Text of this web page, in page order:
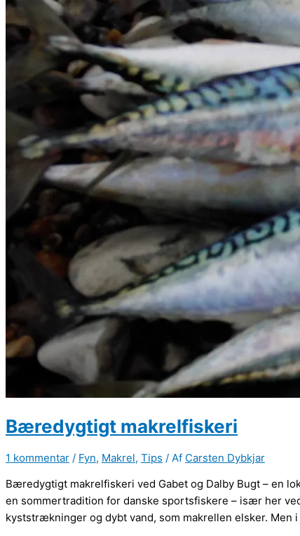
Bæredygtigt makrelfiskeri
1 kommentar / Fyn, Makrel, Tips / Af Carsten Dybkjar
Bæredygtigt makrelfiskeri ved Gabet og Dalby Bugt – en
en sommertradition for danske sportsfiskere – især her
kyststrækninger og dybt vand, som makrellen elsker.